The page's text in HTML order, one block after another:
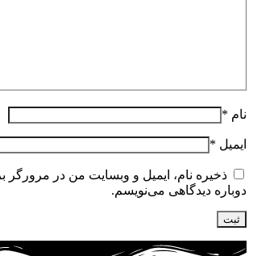
نام *
ایمیل *
ذخیره نام، ایمیل و وبسایت من در مرورگر
دوباره دیدگاهی می‌نویسم.